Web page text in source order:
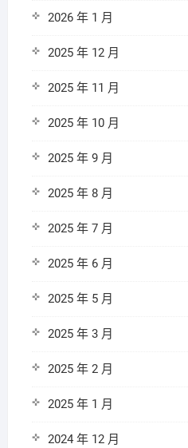
2026 年 1 月
2025 年 12 月
2025 年 11 月
2025 年 10 月
2025 年 9 月
2025 年 8 月
2025 年 7 月
2025 年 6 月
2025 年 5 月
2025 年 3 月
2025 年 2 月
2025 年 1 月
2024 年 12 月